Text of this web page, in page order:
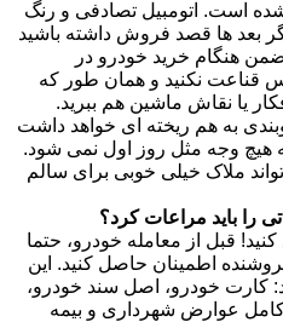
اتومبیل تصادفی و رنگ
قصد فروش داشته باشید
خرید خودرو در
نکنید و همان طور که
ماشین هم ببرید.
هم ریخته ای خواهد داشت
مثل روز اول نمی شود.
خیلی خوبی برای سالم
مراعات کرد؟
از معامله خودرو، حتما
حاصل کنید. این
خودرو، اصل سند خودرو،
شهرداری و بیمه